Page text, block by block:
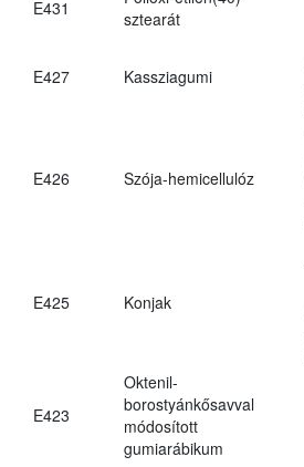
E431
sztearát
E427 Kassziagumi
E426 Szója-hemicellulóz
E425 Konjak
E423
Oktenil-
borostyánkősavval
módosított
gumiarábikum